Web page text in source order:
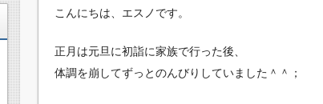
こんにちは、エスノです。
正月は元旦に初詣に家族で行った後、
体調を崩してずっとのんびりしていました＾＾；